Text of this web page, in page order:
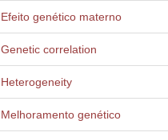
Efeito genético materno
Genetic correlation
Heterogeneity
Melhoramento genético